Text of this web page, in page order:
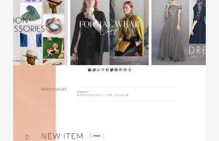
glitter8様 スタンドバナー
#アパレル・ファッション